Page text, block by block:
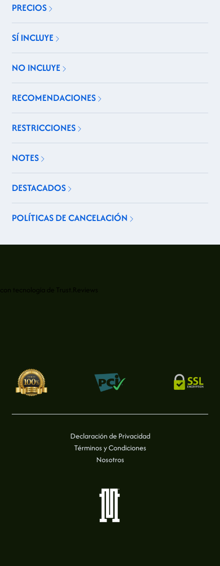
PRECIOS
SÍ INCLUYE
NO INCLUYE
RECOMENDACIONES
RESTRICCIONES
NOTES
DESTACADOS
POLÍTICAS DE CANCELACIÓN
con tecnología de Trust.Reviews
Declaración de Privacidad
Términos y Condiciones
Nosotros